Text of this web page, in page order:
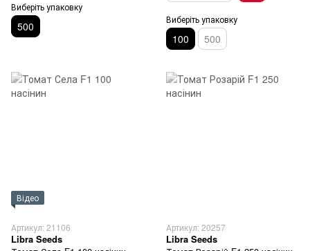
Виберіть упаковку
500
Виберіть упаковку
100 500
Відео
Артикул: 21106
Libra Seeds
Артикул: 20257
Libra Seeds